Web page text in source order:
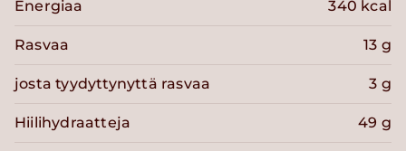
Energiaa 340 kcal
Rasvaa 13 g
josta tyydyttynyttä rasvaa 3 g
Hiilihydraatteja 49 g